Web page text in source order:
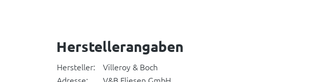
Herstellerangaben
Hersteller:
Villeroy & Boch